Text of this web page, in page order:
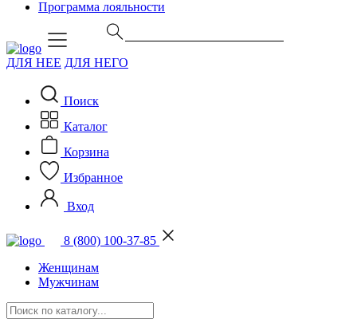
Программа лояльности
ДЛЯ НЕЕ ДЛЯ НЕГО
Поиск
Каталог
Корзина
Избранное
Вход
8 (800) 100-37-85
Женщинам
Мужчинам